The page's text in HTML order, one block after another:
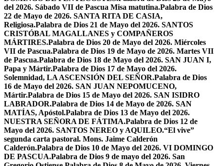
del 2026. Sábado VII de Pascua Misa matutina.Palabra de Dios
22 de Mayo de 2026. SANTA RITA DE CASIA,
Religiosa.Palabra de Dios 21 de Mayo del 2026. SANTOS
CRISTÓBAL MAGALLANES y COMPAÑEROS
MÁRTIRES.Palabra de Dios 20 de Mayo del 2026. Miércoles
VII de Pascua.Palabra de Dios 19 de Mayo de 2026. Martes VII
de Pascua.Palabra de Dios 18 de Mayo del 2026. SAN JUAN I,
Papa y Mártir.Palabra de Dios 17 de Mayo del 2026.
Solemnidad, LA ASCENSIÓN DEL SEÑOR.Palabra de Dios
16 de Mayo del 2026. SAN JUAN NEPOMUCENO,
Mártir.Palabra de Dios 15 de Mayo del 2026. SAN ISIDRO
LABRADOR.Palabra de Dios 14 de Mayo de 2026. SAN
MATÍAS, Apóstol.Palabra de Dios 13 de Mayo del 2026.
NUESTRA SEÑORA DE FÁTIMA.Palabra de Dios 12 de
Mayo del 2026. SANTOS NEREO y AQUILEO.“El vive”
segunda carta pastoral. Mons. Jaime Calderón
Calderón.Palabra de Dios 10 de Mayo del 2026. VI DOMINGO
DE PASCUA.Palabra de Dios 9 de mayo del 2026. San